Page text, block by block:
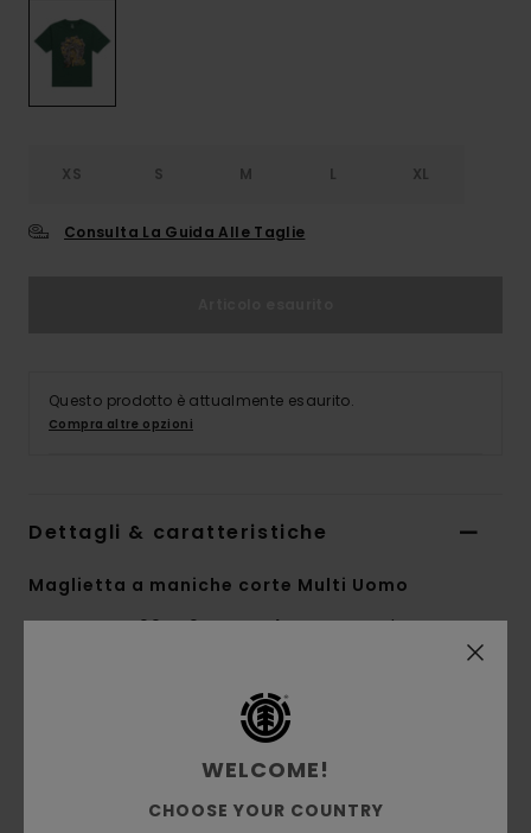
XS S M L XL
Consulta La Guida Alle Taglie
Questo prodotto è attualmente esaurito.
Compra altre opzioni
Dettagli & caratteristiche
Maglietta a maniche corte Multi Uomo
StyleELYZT00440 Codice coloretkr
collezione Element x Timber
cotone biologico [180 g/m2]
WELCOME!
CHOOSE YOUR COUNTRY